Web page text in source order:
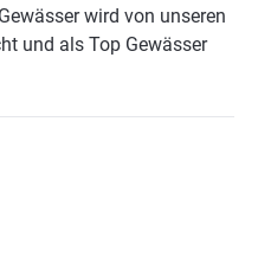
wird von unseren
und als Top Gewässer